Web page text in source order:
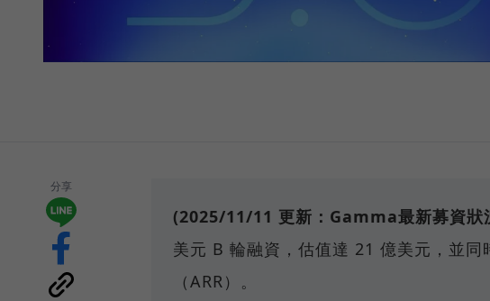
分享
(2025/11/11 更新：Gamma最新募資狀
美元 B 輪融資，估值達 21 億美元，並同
（ARR）。